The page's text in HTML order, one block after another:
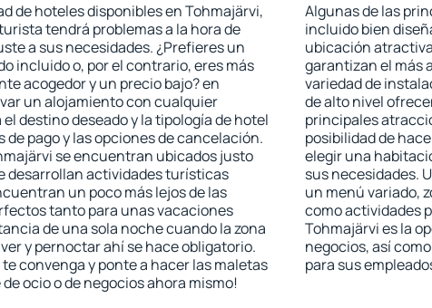
de hoteles disponibles en Tohmajärvi,
tendrá problemas a la hora de
a sus necesidades. ¿Prefieres un
incluido o, por el contrario, eres más
acogedor y un precio bajo? en
un alojamiento con cualquier
destino deseado y la tipología de hotel
de pago y las opciones de cancelación.
se encuentran ubicados justo
desarrollan actividades turísticas
un poco más lejos de las
tanto para unas vacaciones
de una sola noche cuando la zona
y pernoctar ahí se hace obligatorio.
te convenga y ponte a hacer las maletas
ocio o de negocios ahora mismo!
Algunas de las
incluido bien
ubicación
garantizan el más
variedad de
de alto nivel
principales
posibilidad de
elegir una
sus necesidades.
un menú variado,
como actividades
Tohmajärvi es la
negocios, así
para sus